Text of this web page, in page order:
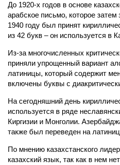
До 1920-х годов в основе
арабское письмо, которое
1940 году был принят
из 42 букв – он используется в
Из-за многочисленных
приняли упрощенный вариант
латиницы, который содержит
включены буквы с
На сегодняшний день
используется в ряде
Киргизии и Монголии.
также был переведен на
По мнению казахстанского
казахский язык, так как в нем